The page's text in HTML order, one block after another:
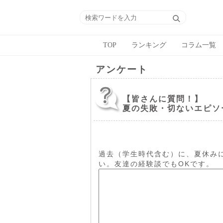
TOP ランキング コラム一覧
アンケート
【皆さんに質問！】
夏の失敗・切ないエピ
過去（学生時代含む）に、夏休み
い。友達の経験談でもOKです。